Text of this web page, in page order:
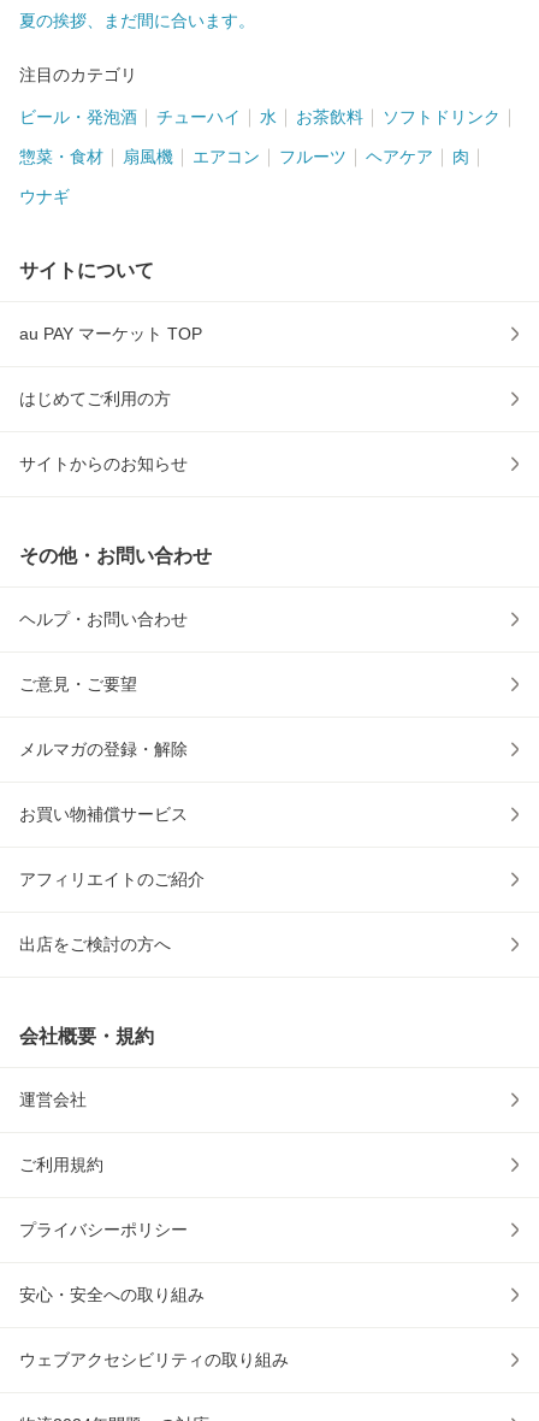
夏の挨拶、まだ間に合います。
注目のカテゴリ
ビール・発泡酒 チューハイ 水 お茶飲料 ソフトドリンク
惣菜・食材 扇風機 エアコン フルーツ ヘアケア 肉
ウナギ
サイトについて
au PAY マーケット TOP
はじめてご利用の方
サイトからのお知らせ
その他・お問い合わせ
ヘルプ・お問い合わせ
ご意見・ご要望
メルマガの登録・解除
お買い物補償サービス
アフィリエイトのご紹介
出店をご検討の方へ
会社概要・規約
運営会社
ご利用規約
プライバシーポリシー
安心・安全への取り組み
ウェブアクセシビリティの取り組み